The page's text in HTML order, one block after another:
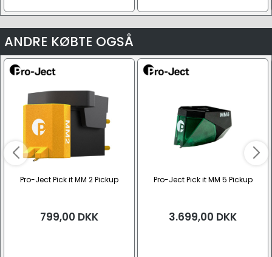
ANDRE KØBTE OGSÅ
Pro-Ject Pick it MM 2 Pickup
799,00 DKK
Pro-Ject Pick it MM 5 Pickup
3.699,00 DKK